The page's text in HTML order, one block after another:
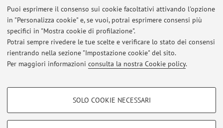
Puoi esprimere il consenso sui cookie facoltativi attivando l'opzione
in "Personalizza cookie" e, se vuoi, potrai esprimere consensi più
specifici in "Mostra cookie di profilazione".
Potrai sempre rivedere le tue scelte e verificare lo stato dei consensi
rientrando nella sezione "Impostazione cookie" del sito.
Per maggiori informazioni consulta la nostra Cookie policy.
COOKIE DI PROFILAZIONE - FACOLTATIVI
SOLO COOKIE NECESSARI
Ultimi avvisi
Al momento non sono presenti avvisi.
Accedi tramiteloginper gestire tutti i contenuti del sito.